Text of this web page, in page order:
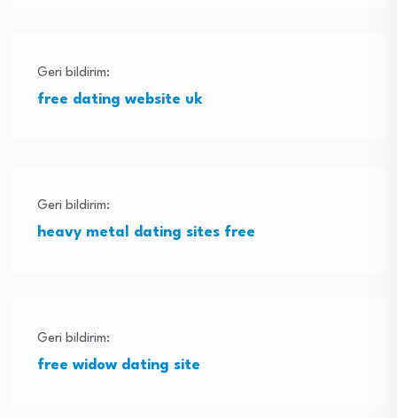
Geri bildirim:
free dating website uk
Geri bildirim:
heavy metal dating sites free
Geri bildirim:
free widow dating site